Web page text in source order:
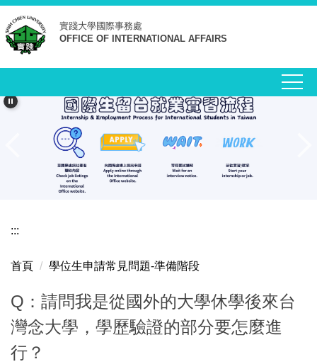
跳
到
主
要
容
實踐大學國際事務處
OFFICE OF INTERNATIONAL AFFAIRS
:::
首頁 學位生申請常見問題-準備階段
Q：請問我是從國外的大學休學後來台
灣念大學，學歷驗證的部分要怎麼進
行？